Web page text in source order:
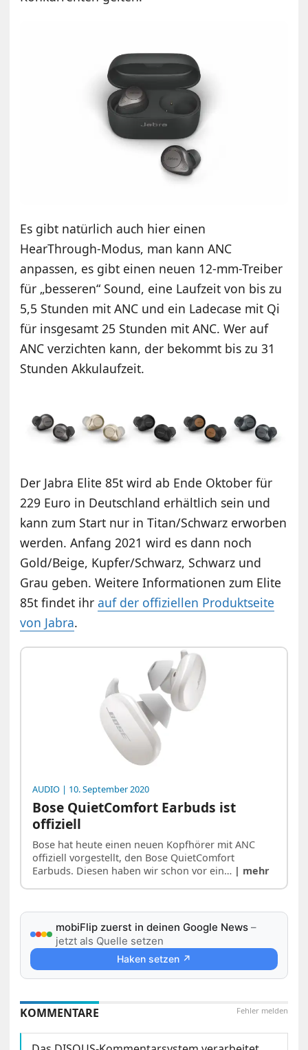
Es gibt natürlich auch hier einen
HearThrough-Modus, man kann ANC
anpassen, es gibt einen neuen 12-mm-Treiber
für „besseren“ Sound, eine Laufzeit von bis zu
5,5 Stunden mit ANC und ein Ladecase mit Qi
für insgesamt 25 Stunden mit ANC. Wer auf
ANC verzichten kann, der bekommt bis zu 31
Stunden Akkulaufzeit.
Der Jabra Elite 85t wird ab Ende Oktober für
229 Euro in Deutschland erhältlich sein und
kann zum Start nur inTitan/Schwarz erworben
werden. Anfang 2021 wird es dann noch
Gold/Beige, Kupfer/Schwarz, Schwarz und
Grau geben. Weitere Informationen zum Elite
85t findet ihrauf der offiziellen Produktseite
von Jabra.
AUDIO | 10. September 2020
Bose QuietComfort Earbuds ist
offiziell
Bose hat heute einen neuen Kopfhörer mit ANC
offiziell vorgestellt, den Bose QuietComfort
Earbuds. Diesen haben wir schon vor ein… | mehr
mobiFlip zuerst in deinen Google News –
jetzt als Quelle setzen
Haken setzen ↗
Fehler melden
KOMMENTARE